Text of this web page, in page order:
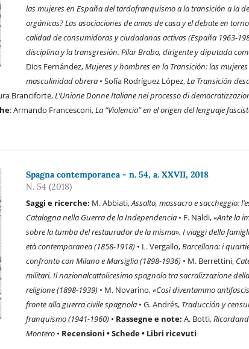
las mujeres en España del tardofranquismo a la transición a la
orgánicas? Las asociaciones de amas de casa y el debate en
calidad de consumidoras y ciudadanas activas (España 1963-
disciplina y la transgresión. Pilar Brabo, dirigente y diputada
Dios Fernández,Mujeres y hombres en la Transición: las
masculinidad obrera • Sofía Rodríguez López,La Transición
Branciforte,L’Unione Donne Italiane nel processo di
: Armando Francesconi,La “Violencia” en el origen del lenguaje
Spagna contemporanea - n. 54, a. XXVII, 2018
N. 54 (2018)
Saggi e ricerche: M. Abbiati,Assalto, massacro e saccheggio:
Catalogna nella Guerra de la Independencia • F. Naldi,«Ante la
sobre la tumba del restaurador de la misma». I viaggi della
età contemporanea (1858-1918) • L. Vergallo,Barcellona: i
confronto con Milano e Marsiglia (1898-1936) • M. Berrettini,
militari. Il nazionalcattolicesimo spagnolo tra sacralizzazione
religione (1898-1939) • M. Novarino,«Così diventammo
fronte alla guerra civile spagnola • G. Andrés, Traducción y
franquismo (1941-1960) • Rassegne e note: A. Botti,
Montero • Recensioni • Schede • Libri ricevuti